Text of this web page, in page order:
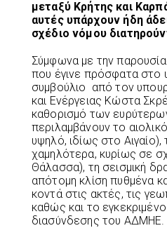
μεταξύ Κρήτης και
αυτές υπάρχουν ήδη
σχέδιο νόμου
Σύμφωνα με την
που έγινε πρόσφατα στο
συμβούλιο από τον
και Ενέργειας Κώστα
καθορισμό των
περιλαμβάνουν το
υψηλό, ιδίως στο Αιγαίο),
χαμηλότερα, κυρίως σε
Θάλασσα), τη σεισμική
απότομη κλίση πυθμένα
κοντά στις ακτές, τις
καθώς και το
διασύνδεσης του ΑΔΜΗΕ.